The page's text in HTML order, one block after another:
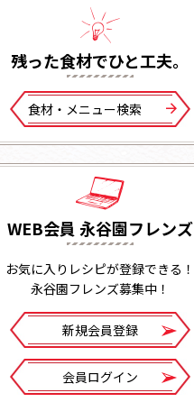
残った⾷材でひと⼯夫。
⾷材・メニュー検索
WEB会員 永谷園フレンズ
お気に入りレシピが登録できる！
永谷園フレンズ募集中！
新規会員登録
会員ログイン